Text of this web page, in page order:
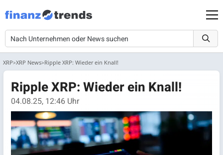
XRP XRP News Ripple XRP: Wieder ein Knall!
Ripple XRP: Wieder ein Knall!
04.08.25, 12:46 Uhr